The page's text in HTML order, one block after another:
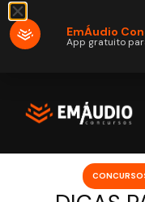
EmÁudio
App gratuito